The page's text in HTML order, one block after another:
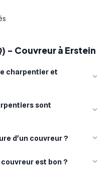
- Couvreur à Erstein
charpentier et
sont
d'un couvreur ?
est bon ?